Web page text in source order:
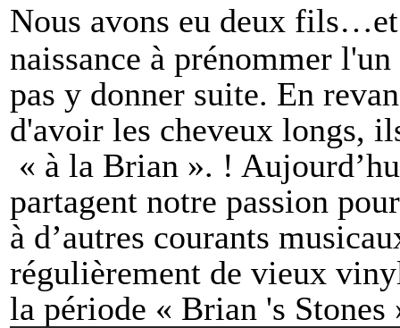
Nous avons eu deux fils…
naissance à prénommer
pas y donner suite. En
d'avoir les cheveux longs,
« à la Brian ». !
partagent notre passion
à d’autres courants
régulièrement de vieux
la période « Brian 's